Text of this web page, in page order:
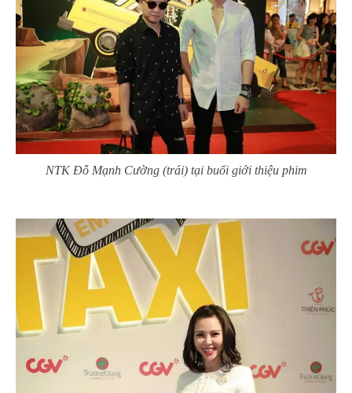
NTK Đỗ Mạnh Cường (trái) tại buổi giới thiệu phim